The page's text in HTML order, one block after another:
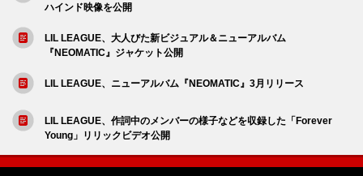
ハインド映像を公開
LIL LEAGUE、大人びた新ビジュアル＆ニューアルバム
『NEOMATIC』ジャケット公開
LIL LEAGUE、ニューアルバム『NEOMATIC』3月リリース
LIL LEAGUE、作詞中のメンバーの様子などを収録した「Forever
Young」リリックビデオ公開